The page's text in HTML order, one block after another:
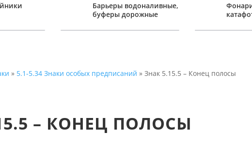
Барьеры водоналивные,
буферы дорожные
» 5.1-5.34 Знаки особых предписаний » Знак 5.15.5 – Конец полосы
– КОНЕЦ ПОЛОСЫ